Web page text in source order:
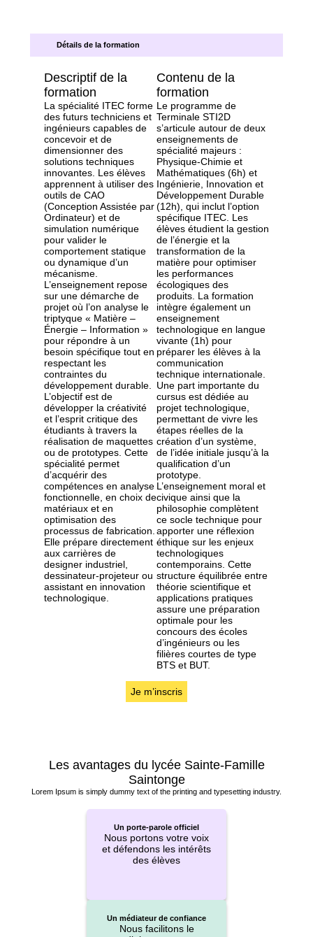
Détails de la formation
Descriptif de la
formation
La spécialité ITEC forme
des futurs techniciens et
ingénieurs capables de
concevoir et de
dimensionner des
solutions techniques
innovantes. Les élèves
apprennent à utiliser des
outils de CAO
(Conception Assistée par
Ordinateur) et de
simulation numérique
pour valider le
comportement statique
ou dynamique d’un
mécanisme.
L’enseignement repose
sur une démarche de
projet où l’on analyse le
triptyque « Matière –
Énergie – Information »
pour répondre à un
besoin spécifique tout en
respectant les
contraintes du
développement durable.
L’objectif est de
développer la créativité
et l’esprit critique des
étudiants à travers la
réalisation de maquettes
ou de prototypes. Cette
spécialité permet
d’acquérir des
compétences en analyse
fonctionnelle, en choix de
matériaux et en
optimisation des
processus de fabrication.
Elle prépare directement
aux carrières de
designer industriel,
dessinateur-projeteur ou
assistant en innovation
technologique.
Contenu de la
formation
Le programme de
Terminale STI2D
s’articule autour de deux
enseignements de
spécialité majeurs :
Physique-Chimie et
Mathématiques (6h) et
Ingénierie, Innovation et
Développement Durable
(12h), qui inclut l’option
spécifique ITEC. Les
élèves étudient la gestion
de l’énergie et la
transformation de la
matière pour optimiser
les performances
écologiques des
produits. La formation
intègre également un
enseignement
technologique en langue
vivante (1h) pour
préparer les élèves à la
communication
technique internationale.
Une part importante du
cursus est dédiée au
projet technologique,
permettant de vivre les
étapes réelles de la
création d’un système,
de l’idée initiale jusqu’à la
qualification d’un
prototype.
L’enseignement moral et
civique ainsi que la
philosophie complètent
ce socle technique pour
apporter une réflexion
éthique sur les enjeux
technologiques
contemporains. Cette
structure équilibrée entre
théorie scientifique et
applications pratiques
assure une préparation
optimale pour les
concours des écoles
d’ingénieurs ou les
filières courtes de type
BTS et BUT.
Je m’inscris
Les avantages du lycée Sainte-Famille
Saintonge
Lorem Ipsum is simply dummy text of the printing and typesetting industry.
Un porte-parole officiel
Nous portons votre voix
et défendons les intérêts
des élèves
Un médiateur de confiance
Nous facilitons le